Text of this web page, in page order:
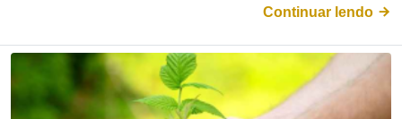
Continuar lendo